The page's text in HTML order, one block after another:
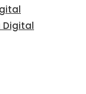
Digital